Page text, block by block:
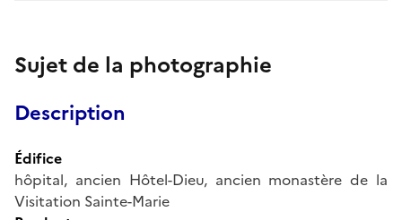
Sujet de la photographie
Description
Édifice
hôpital, ancien Hôtel-Dieu, ancien monastère de la
Visitation Sainte-Marie